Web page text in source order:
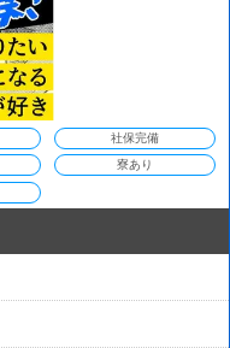
社保完備
寮あり